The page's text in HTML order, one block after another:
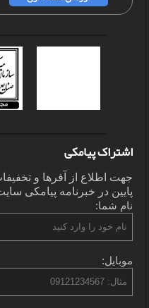
اشتراک پیامکی
پایین در خبرنامه پیامکی
نام شما:
موبایل: